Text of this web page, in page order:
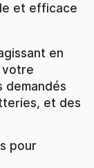
et efficace
en
votre
demandés
et des
pour